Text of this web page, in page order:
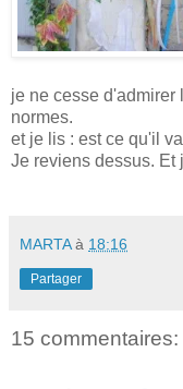
je ne cesse d'admirer
normes.
et je lis : est ce qu'il
Je reviens dessus. Et
MARTA à 18:16
Partager
15 commentaires: